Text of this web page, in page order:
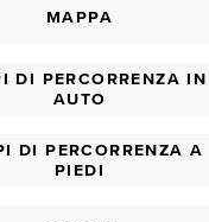
MAPPA
DI PERCORRENZA IN
AUTO
DI PERCORRENZA A
PIEDI